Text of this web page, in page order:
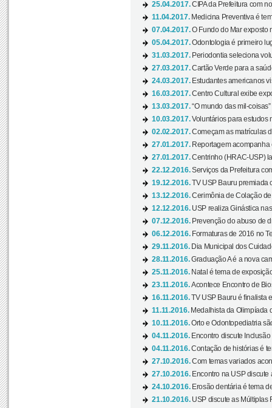
25.04.2017.CIPA da Prefeitura com
11.04.2017. Medicina Preventiva é
07.04.2017.O Fundo do Mar exposto
05.04.2017.Odontologia é primeiro
31.03.2017. Periodontia seleciona
27.03.2017.Cartão Verde para a
24.03.2017. Estudantes americanos
16.03.2017.Centro Cultural exibe
13.03.2017.“O mundo das mil-
10.03.2017.Voluntários para estudos
02.02.2017.Começam as matrículas
27.01.2017. Reportagem
27.01.2017.Centrinho (HRAC-USP)
22.12.2016.Serviços da Prefeitura
19.12.2016.TV USP Bauru premiada
13.12.2016.Cerimônia de Colação
12.12.2016. USP realiza Ginástica
07.12.2016. Prevenção do abuso de
06.12.2016. Formaturas de 2016 no
29.11.2016. Dia Municipal dos
28.11.2016.Graduação A é a nova
25.11.2016. Natal é tema de
23.11.2016.Acontece Encontro de
16.11.2016.TV USP Bauru é finalista
11.11.2016. Medalhista da Olimpíada
10.11.2016.Orto e Odontopediatria
04.11.2016. Encontro discute
04.11.2016.Contação de histórias é
27.10.2016.Com temas variados
27.10.2016. Encontro na USP discute
24.10.2016. Erosão dentária é tema
21.10.2016. USP discute as Múltiplas